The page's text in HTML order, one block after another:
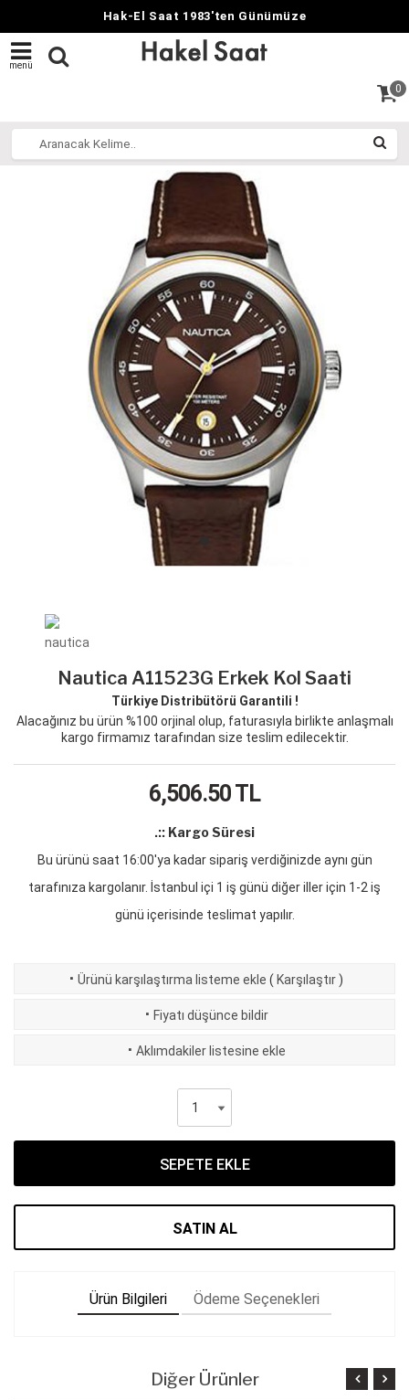
Hak-El Saat 1983'ten Günümüze
menü
0
Nautica A11523G Erkek Kol Saati
Türkiye Distribütörü Garantili !
Alacağınız bu ürün %100 orjinal olup, faturasıyla birlikte anlaşmalı
kargo firmamız tarafından size teslim edilecektir.
6,506.50TL
.:: Kargo Süresi
Bu ürünü saat 16:00'ya kadar sipariş verdiğinizde aynı gün
tarafınıza kargolanır. İstanbul içi 1 iş günü diğer iller için 1-2 iş
günü içerisinde teslimat yapılır.
· Ürünü karşılaştırma listeme ekle ( Karşılaştır )
· Fiyatı düşünce bildir
· Aklımdakiler listesine ekle
SEPETE EKLE
SATIN AL
Ürün Bilgileri Ödeme Seçenekleri
Diğer Ürünler